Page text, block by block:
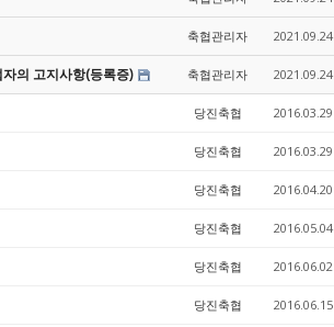
축협관리자 2021.09.24
의 고지사항(등록증) 축협관리자 2021.09.24
당진축협 2016.03.29
당진축협 2016.03.29
당진축협 2016.04.20
당진축협 2016.05.04
당진축협 2016.06.02
당진축협 2016.06.15